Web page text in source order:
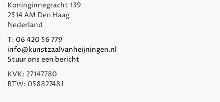
Koninginnegracht 139
2514 AM Den Haag
Nederland
T: 06 420 56 779
info@kunstzaalvanheijningen.nl
Stuur ons een bericht
KVK: 27147780
BTW: 058827481